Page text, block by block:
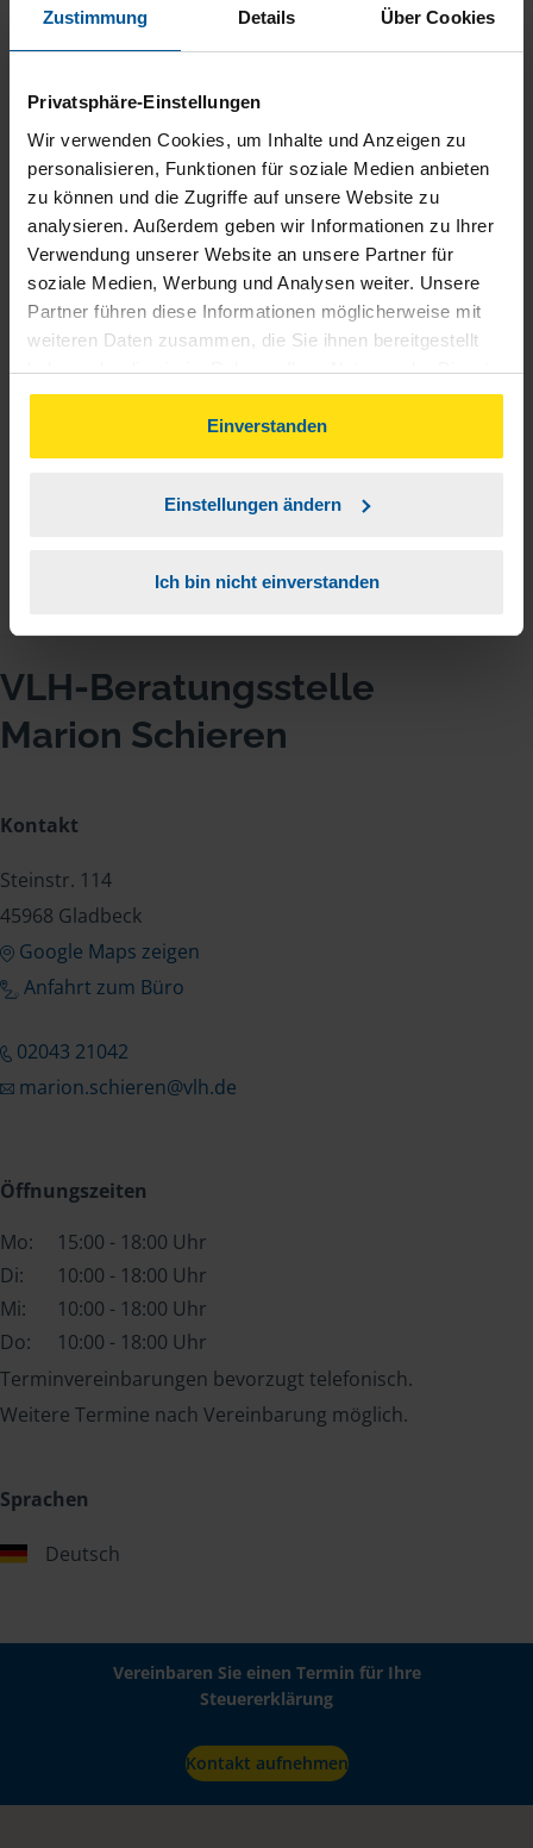
Zustimmung Details Über Cookies
Privatsphäre-Einstellungen
Wir verwenden Cookies, um Inhalte und Anzeigen zu
personalisieren, Funktionen für soziale Medien anbieten
zu können und die Zugriffe auf unsere Website zu
analysieren. Außerdem geben wir Informationen zu Ihrer
Verwendung unserer Website an unsere Partner für
soziale Medien, Werbung und Analysen weiter. Unsere
Partner führen diese Informationen möglicherweise mit
weiteren Daten zusammen, die Sie ihnen bereitgestellt
haben oder die sie im Rahmen Ihrer Nutzung der Dienste
gesammelt haben. Indem Sie auf Einverstanden klicken,
können Sie der Verwendung von Cookies, gemäß
unserer➔ Datenschutzrichtliniezustimmen.
Einverstanden
Einstellungen ändern
Ich bin nicht einverstanden
Peter Rohkämper
Macht weiter so, die Beratung ist absolut
zufriedenstellend! (Wenn in Steuerangelegenheiten etwas
zufriedenstellend sein kann)
anonymes VLH-Mitglied
anonymes VLH-Mitglied
VLH-Beratungsstelle
Marion Schieren
Kontakt
Steinstr. 114
45968 Gladbeck
Google Maps zeigen
Anfahrt zum Büro
02043 21042
marion.schieren@vlh.de
Öffnungszeiten
Mo:
15:00 - 18:00 Uhr
Di:
10:00 - 18:00 Uhr
Mi:
10:00 - 18:00 Uhr
Do:
10:00 - 18:00 Uhr
Terminvereinbarungen bevorzugt telefonisch.
Weitere Termine nach Vereinbarung möglich.
Sprachen
Deutsch
Vereinbaren Sie einen Termin für Ihre
Steuererklärung
Kontakt aufnehmen